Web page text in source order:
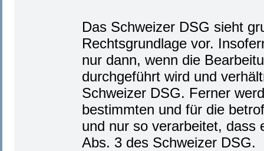
Das Schweizer DSG sieht
Rechtsgrundlage vor.
nur dann, wenn die
durchgeführt wird und
Schweizer DSG. Ferner
bestimmten und für die
und nur so verarbeitet, dass
Abs. 3 des Schweizer DSG.